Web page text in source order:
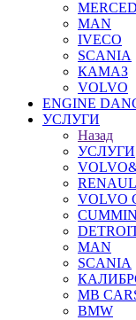
MAN
IVECO
SCANIA
КАМАЗ
VOLVO
ENGINE
УСЛУГИ
Назад
УСЛУГИ
VOLVO
MAN
SCANIA
MB
BMW